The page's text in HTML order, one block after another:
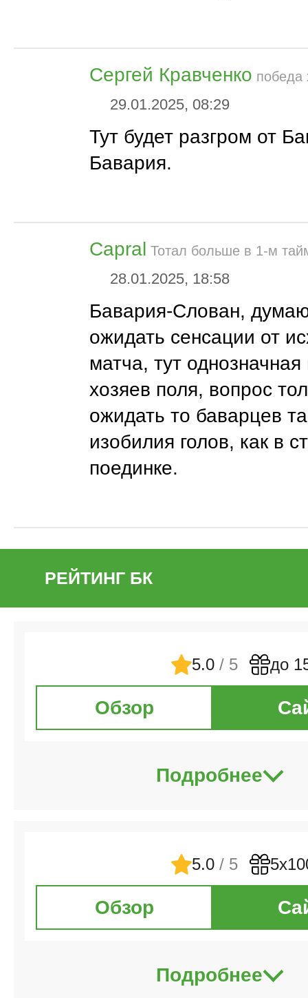
Сергей Кравченко победа
29.01.2025, 08:29
Тут будет разгром от
Бавария.
Capral Тотал больше в 1-м
28.01.2025, 18:58
Бавария-Слован,
ожидать сенсации от
матча, тут
хозяев поля, вопрос
ожидать то баварцев
изобилия голов, как в
поединке.
РЕЙТИНГ БК
5.0 / 5 до
Обзор
Подробнее
5.0 / 5
Обзор
Подробнее